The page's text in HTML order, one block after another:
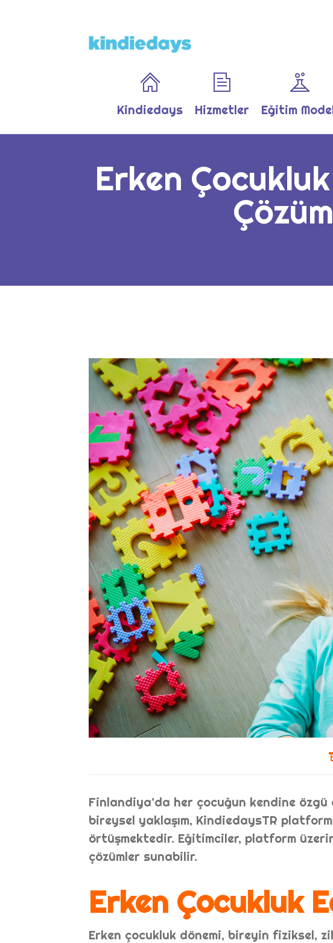
Kindiedays Hizmetler Eğitim
Erken
Finlandiya’da her çocuğun kendine özgü
bireysel yaklaşım, KindiedaysTR
örtüşmektedir. Eğitimciler, platform
çözümler sunabilir.
Erken Çocukluk
Erken çocukluk dönemi, bireyin fiziksel,